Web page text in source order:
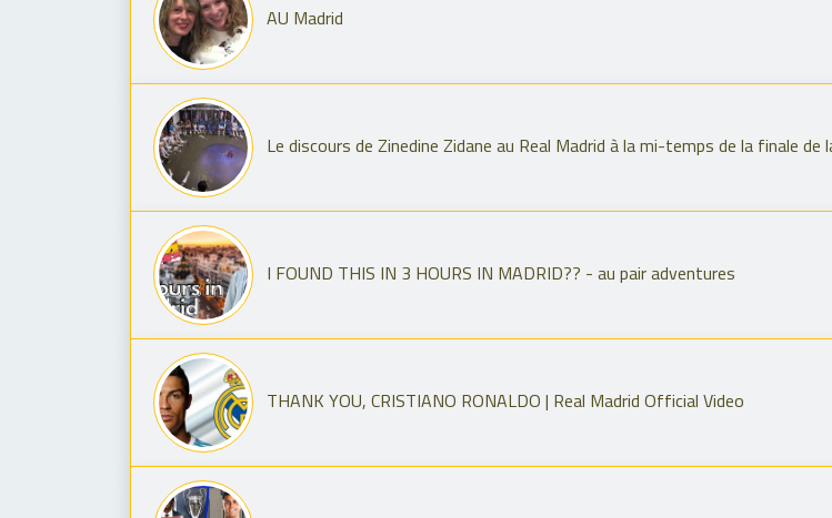
AU Madrid
Le discours de Zinedine Zidane au Real Madrid à la mi-temps de la finale de
I FOUND THIS IN 3 HOURS IN MADRID?? - au pair adventures
THANK YOU, CRISTIANO RONALDO | Real Madrid Official Video